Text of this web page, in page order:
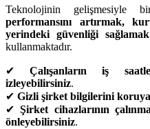
Teknolojinin gelişmesiyle
performansını artırmak,
yerindeki güvenliği
kullanmaktadır.
✔Çalışanların iş
izleyebilirsiniz.
✔ Gizli şirket bilgilerini
✔Şirket cihazlarının
önleyebilirsiniz.